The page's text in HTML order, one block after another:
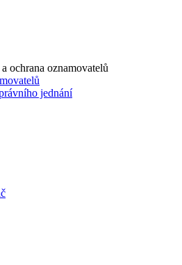
ochrana oznamovatelů
jednání